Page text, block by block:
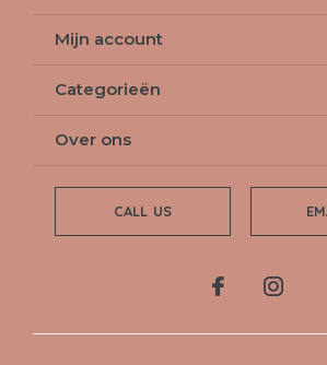
Mijn account
Categorieën
Over ons
CALL US